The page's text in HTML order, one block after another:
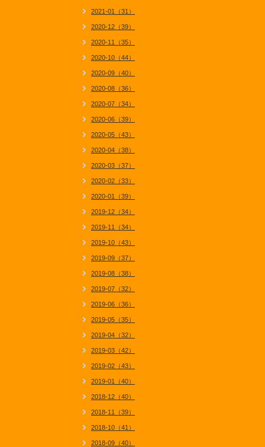
2021-01（31）
2020-12（39）
2020-11（35）
2020-10（44）
2020-09（40）
2020-08（36）
2020-07（34）
2020-06（39）
2020-05（43）
2020-04（38）
2020-03（37）
2020-02（33）
2020-01（39）
2019-12（34）
2019-11（34）
2019-10（43）
2019-09（37）
2019-08（38）
2019-07（32）
2019-06（36）
2019-05（35）
2019-04（32）
2019-03（42）
2019-02（43）
2019-01（40）
2018-12（40）
2018-11（39）
2018-10（41）
2018-09（40）